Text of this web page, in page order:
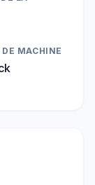
MACHINE